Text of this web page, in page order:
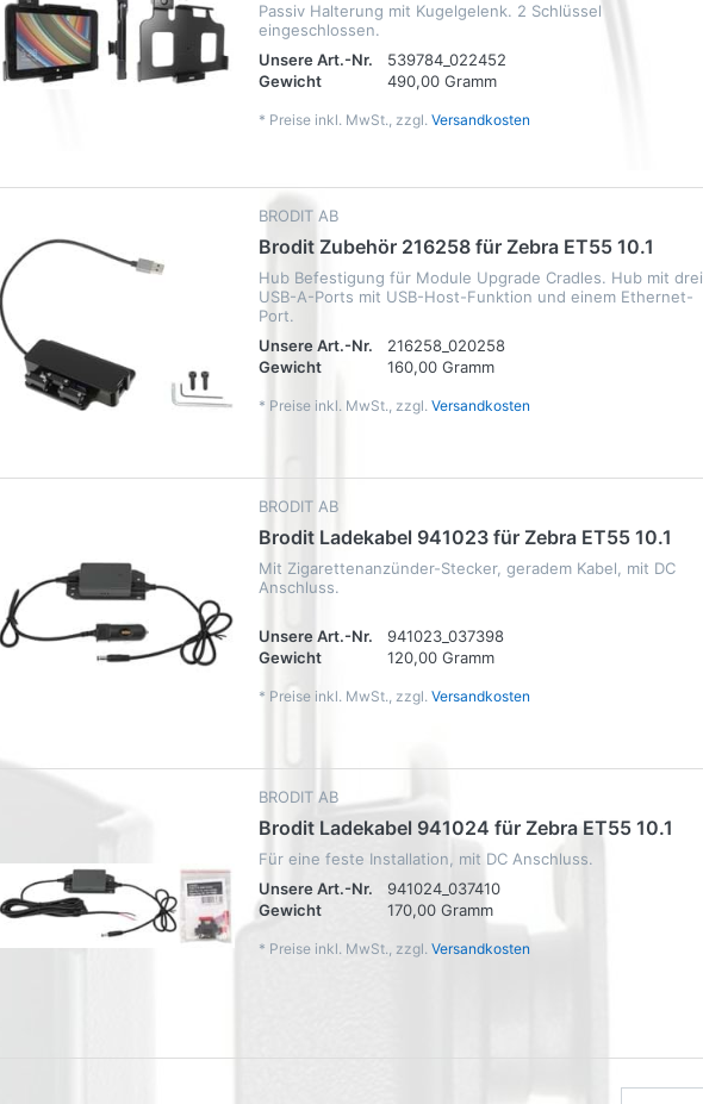
Passiv Halterung mit Kugelgelenk. 2 Schlüssel
eingeschlossen.
Unsere Art.-Nr.
539784_022452
Gewicht
490,00 Gramm
* Preise inkl. MwSt., zzgl. Versandkosten
BRODIT AB
Brodit Zubehör 216258 für Zebra ET55 10.1
Hub Befestigung für Module Upgrade Cradles. Hub mit drei
USB-A-Ports mit USB-Host-Funktion und einem Ethernet-
Port.
Unsere Art.-Nr.
216258_020258
Gewicht
160,00 Gramm
* Preise inkl. MwSt., zzgl. Versandkosten
BRODIT AB
Brodit Ladekabel 941023 für Zebra ET55 10.1
Mit Zigarettenanzünder-Stecker, geradem Kabel, mit DC
Anschluss.
Unsere Art.-Nr.
941023_037398
Gewicht
120,00 Gramm
* Preise inkl. MwSt., zzgl. Versandkosten
BRODIT AB
Brodit Ladekabel 941024 für Zebra ET55 10.1
Für eine feste Installation, mit DC Anschluss.
Unsere Art.-Nr.
941024_037410
Gewicht
170,00 Gramm
* Preise inkl. MwSt., zzgl. Versandkosten